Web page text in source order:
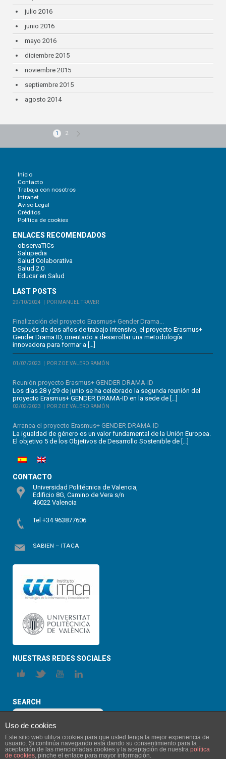
julio 2016
junio 2016
mayo 2016
diciembre 2015
noviembre 2015
septiembre 2015
agosto 2014
1 2
Inicio
Contacto
Trabaja con nosotros
Intranet
Aviso Legal
Créditos
Política de cookies
ENLACES RECOMENDADOS
observaTICs
Salupedia
Salud Colaborativa
Salud 2.0
Educar en Salud
LAST POSTS
29/10/2024 POR MANUEL TRAVER
Finalización del proyecto Erasmus+ Gender Drama...
Después de dos años de trabajo intensivo, el proyecto Erasmus+
Gender Drama ID, orientado a desarrollar una metodología
innovadora para formar a […]
01/07/2023 POR ZOE VALERO RAMÓN
Reunión proyecto Erasmus+ GENDER DRAMA-ID
Los días 28 y 29 de junio se ha celebrado la segunda reunión del
proyecto Erasmus+ GENDER DRAMA-ID en la sede de […]
02/02/2023 POR ZOE VALERO RAMÓN
Arranca el proyecto Erasmus+ GENDER DRAMA-ID
La igualdad de género es un valor fundamental de la Unión Europea.
El objetivo 5 de los Objetivos de Desarrollo Sostenible de […]
CONTACTO
Universidad Politécnica de Valencia,
Edificio 8G, Camino de Vera s/n
46022 Valencia
Tel +34 963877606
SABIEN – ITACA
NUESTRAS REDES SOCIALES
SEARCH
Uso de cookies
Este sitio web utiliza cookies para que usted tenga la mejor experiencia de
usuario. Si continúa navegando está dando su consentimiento para la
aceptación de las mencionadas cookies y la aceptación de nuestra política
de cookies, pinche el enlace para mayor información.